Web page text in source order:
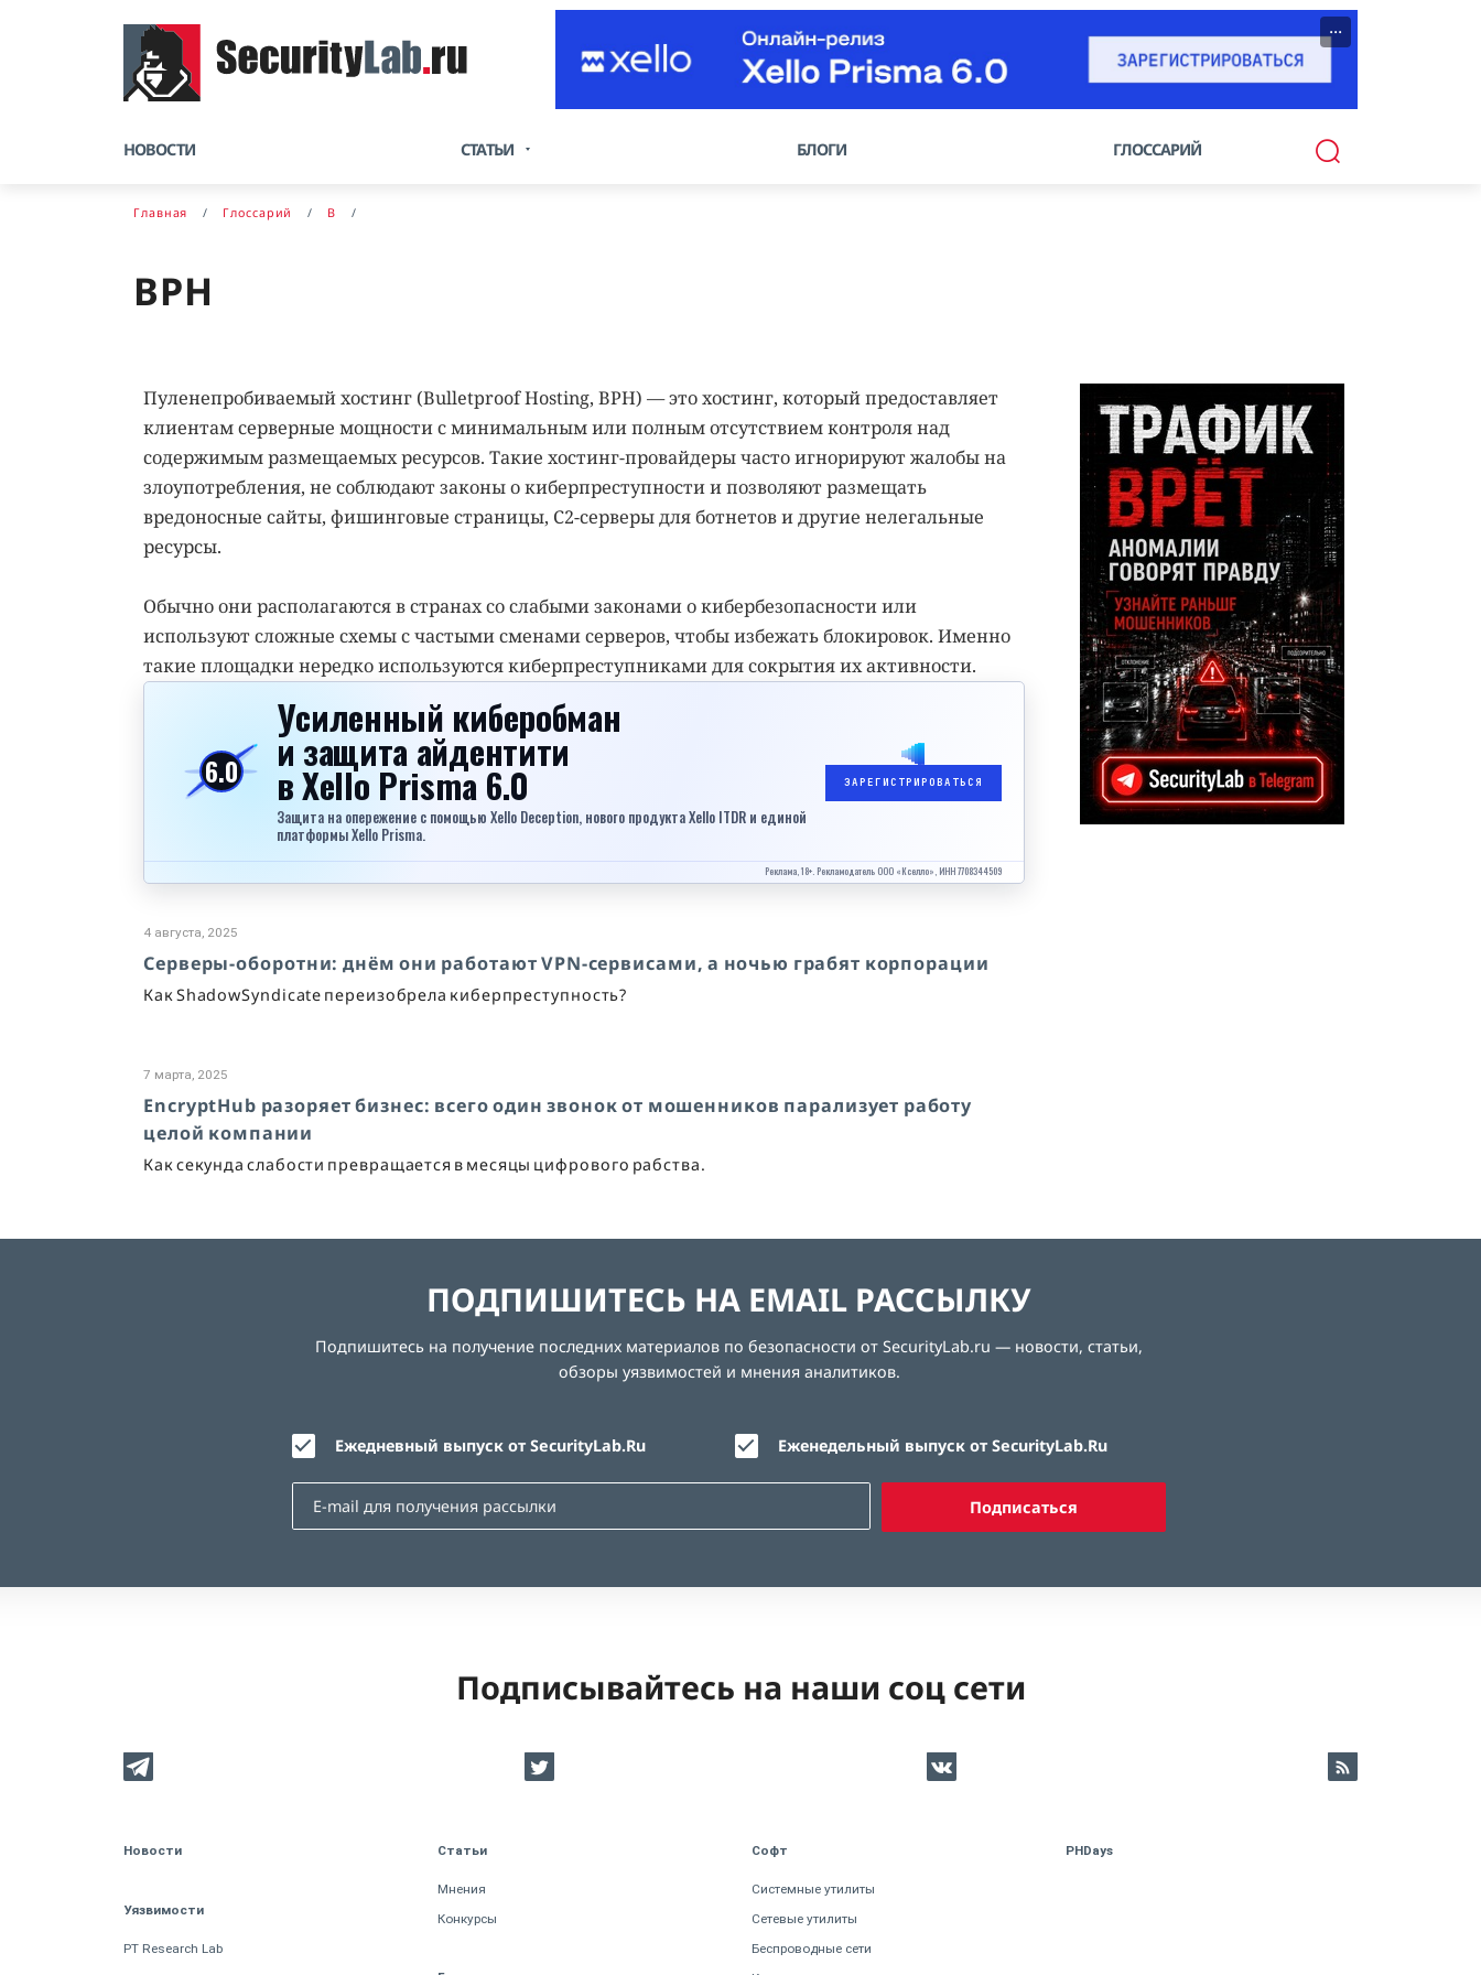
···
НОВОСТИ СТАТЬИ БЛОГИ ГЛОССАРИЙ
Главная Глоссарий B
BPH
Пуленепробиваемый хостинг (Bulletproof Hosting, BPH) — это хостинг, который предоставляет
клиентам серверные мощности с минимальным или полным отсутствием контроля над
содержимым размещаемых ресурсов. Такие хостинг-провайдеры часто игнорируют жалобы на
злоупотребления, не соблюдают законы о киберпреступности и позволяют размещать
вредоносные сайты, фишинговые страницы, C2-серверы для ботнетов и другие нелегальные
ресурсы.
Обычно они располагаются в странах со слабыми законами о кибербезопасности или
используют сложные схемы с частыми сменами серверов, чтобы избежать блокировок. Именно
такие площадки нередко используются киберпреступниками для сокрытия их активности.
6.0
Усиленный киберобман
и защита айдентити
в Xello Prisma 6.0
Защита на опережение с помощью Xello Deception, нового продукта Xello ITDR и единой
платформы Xello Prisma.
ЗАРЕГИСТРИРОВАТЬСЯ
Реклама, 18+. Рекламодатель ООО «Кселло», ИНН 7708344509
4 августа, 2025
Серверы-оборотни: днём они работают VPN-сервисами, а ночью грабят корпорации
Как ShadowSyndicate переизобрела киберпреступность?
7 марта, 2025
EncryptHub разоряет бизнес: всего один звонок от мошенников парализует работу
целой компании
Как секунда слабости превращается в месяцы цифрового рабства.
ПОДПИШИТЕСЬ НА EMAIL РАССЫЛКУ
Подпишитесь на получение последних материалов по безопасности от SecurityLab.ru — новости, статьи,
обзоры уязвимостей и мнения аналитиков.
Ежедневный выпуск от SecurityLab.Ru Еженедельный выпуск от SecurityLab.Ru
Подписаться
Подписывайтесь на наши соц сети
Новости
Уязвимости
PT Research Lab
Статьи
Мнения
Конкурсы
Софт
Системные утилиты
Сетевые утилиты
Беспроводные сети
PHDays